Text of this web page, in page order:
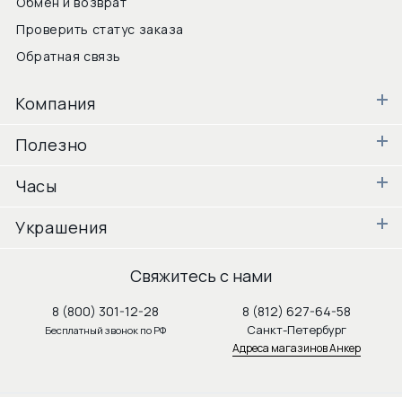
Проверить статус заказа
Обратная связь
Компания
Полезно
Часы
Украшения
Свяжитесь с нами
8 (800) 301-12-28
Бесплатный звонок по РФ
8 (812) 627-64-58
Санкт-Петербург
Адреса магазинов Анкер